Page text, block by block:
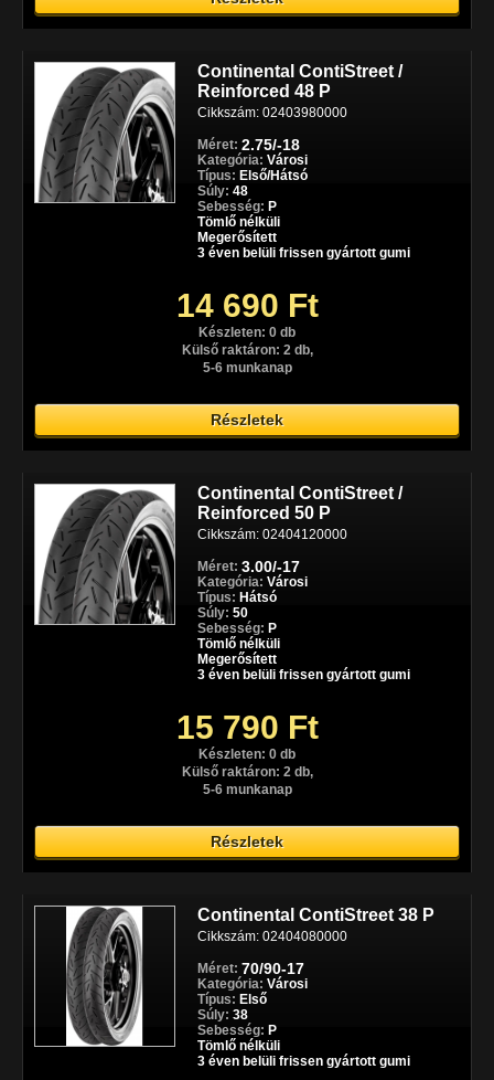
Continental ContiStreet /
Reinforced 48 P
Cikkszám: 02403980000
Méret: 2.75/-18
Kategória: Városi
Típus: Első/Hátsó
Súly: 48
Sebesség: P
Tömlő nélküli
Megerősített
3 éven belüli frissen gyártott gumi
14 690 Ft
Készleten: 0 db
Külső raktáron: 2 db,
5-6 munkanap
Részletek
Continental ContiStreet /
Reinforced 50 P
Cikkszám: 02404120000
Méret: 3.00/-17
Kategória: Városi
Típus: Hátsó
Súly: 50
Sebesség: P
Tömlő nélküli
Megerősített
3 éven belüli frissen gyártott gumi
15 790 Ft
Készleten: 0 db
Külső raktáron: 2 db,
5-6 munkanap
Részletek
Continental ContiStreet 38 P
Cikkszám: 02404080000
Méret: 70/90-17
Kategória: Városi
Típus: Első
Súly: 38
Sebesség: P
Tömlő nélküli
3 éven belüli frissen gyártott gumi